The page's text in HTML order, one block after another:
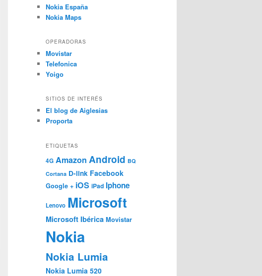
Nokia España
Nokia Maps
OPERADORAS
Movistar
Telefonica
Yoigo
SITIOS DE INTERÉS
El blog de Aiglesias
Proporta
ETIQUETAS
4G Amazon Android BQ
Cortana D-link Facebook
Google + iOS iPad Iphone
Lenovo Microsoft
Microsoft Ibérica Movistar
Nokia
Nokia Lumia
Nokia Lumia 520